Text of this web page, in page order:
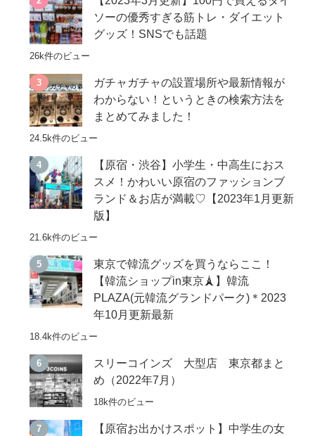
ソーの優秀すぎる筋トレ・ダイエット
グッズ！SNSでも話題
26k件のビュー
ガチャガチャの設置場所や最新情報が
わからない！というときの検索方法を
まとめてみました！
24.5k件のビュー
【原宿・渋谷】小学生・中高生におス
スメ！かわいい原宿のファッションブ
ランド＆お店が満載♡【2023年1月更新
版】
21.6k件のビュー
東京で韓流グッズを買うならここ！
【韓流ショップin東京🗼】韓流
PLAZA(元韓流グランドパーク)＊2023
年10月更新最新
18.4k件のビュー
スリーコインズ 大型店 東京都まと
め（2022年7月）
18k件のビュー
【原宿お出かけスポット】中学生の女